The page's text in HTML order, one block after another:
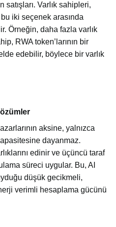
Varlık sahipleri,
iki seçenek arasında
Örneğin, daha fazla varlık
RWA token’larının bir
edebilir, böylece bir varlık
aksine, yalnızca
dayanmaz.
edinir ve üçüncü taraf
süreci uygular. Bu, AI
düşük gecikmeli,
verimli hesaplama gücünü